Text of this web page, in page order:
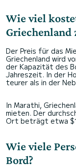
Wie viel
Griechenland
Der Preis für das
Griechenland wird
der Kapazität des
Jahreszeit. In der
teurer als in der
In Marathi,
mieten. Der
Ort beträgt etwa
Wie viele
Bord?